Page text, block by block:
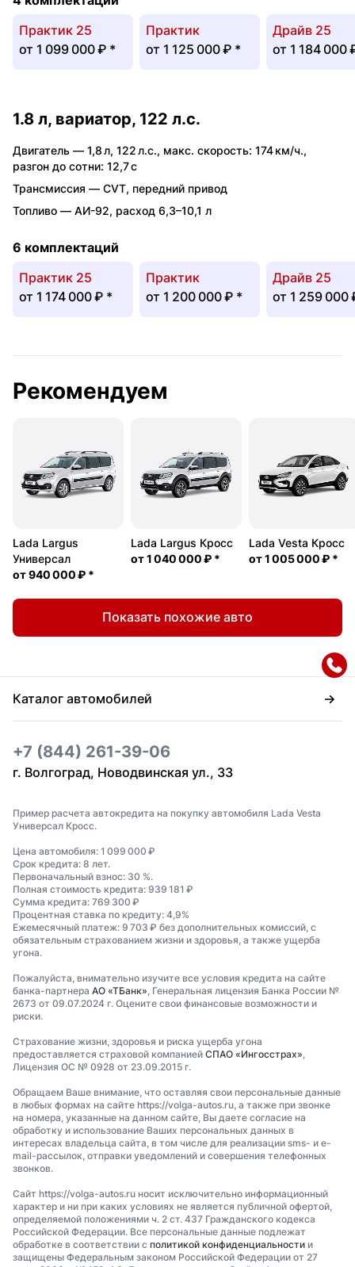
Практик 25
от 1 099 000 ₽ *
Практик
от 1 125 000 ₽ *
Драйв 25
от 1 184 000
1.8 л, вариатор, 122 л.с.
Двигатель — 1,8 л, 122 л.с., макс. скорость: 174 км/ч.,
разгон до сотни: 12,7 с
Трансмиссия — CVT, передний привод
Топливо — АИ-92, расход 6,3–10,1 л
6 комплектаций
Практик 25
от 1 174 000 ₽ *
Практик
от 1 200 000 ₽ *
Драйв 25
от 1 259 000
Рекомендуем
Lada Largus
Универсал
от940 000 ₽ *
Lada Largus Кросс
от1 040 000 ₽ *
Lada Vesta Кросс
от1 005 000 ₽ *
Показать похожие авто
Каталог автомобилей
+7 (844) 261-39-06
г. Волгоград, Новодвинская ул., 33
Пример расчета автокредита на покупку автомобиля Lada Vesta
Универсал Кросс.
Цена автомобиля: 1 099 000 ₽
Срок кредита: 8 лет.
Первоначальный взнос: 30 %.
Полная стоимость кредита: 939 181 ₽
Сумма кредита: 769 300 ₽
Процентная ставка по кредиту: 4,9%
Ежемесячный платеж: 9 703 ₽ без дополнительных комиссий, с
обязательным страхованием жизни и здоровья, а также ущерба
угона.
Пожалуйста, внимательно изучите все условия кредита на сайте
банка-партнера АО «ТБанк» , Генеральная лицензия Банка России №
2673 от 09.07.2024 г. Оцените свои финансовые возможности и
риски.
Страхование жизни, здоровья и риска ущерба угона
предоставляется страховой компанией СПАО «Ингосстрах»
Лицензия ОС № 0928 от 23.09.2015 г.
Обращаем Ваше внимание, что оставляя свои персональные данные
в любых формах на сайте https://volga-autos.ru, а также при звонке
на номера, указанные на данном сайте, Вы даете согласие на
обработку и использование Ваших персональных данных в
интересах владельца сайта, в том числе для реализации sms- и e-
mail-рассылок, отправки уведомлений и совершения телефонных
звонков.
Сайт https://volga-autos.ru носит исключительно информационный
характер и ни при каких условиях не является публичной офертой,
определяемой положениями ч. 2 ст. 437 Гражданского кодекса
Российской Федерации. Все персональные данные подлежат
обработке в соответствии с политикой конфиденциальности и
защищены Федеральным законом Российской Федерации от 27